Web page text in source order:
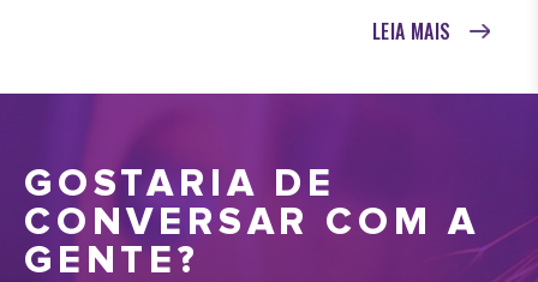
LEIA MAIS
GOSTARIA DE
CONVERSAR COM A
GENTE?